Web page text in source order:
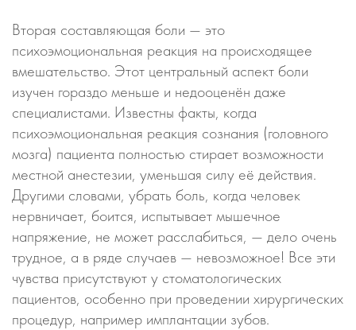
Вторая составляющая боли — это
психоэмоциональная реакция на происходящее
вмешательство. Этот центральный аспект боли
изучен гораздо меньше и недооценён даже
специалистами. Известны факты, когда
психоэмоциональная реакция сознания (головного
мозга) пациента полностью стирает возможности
местной анестезии, уменьшая силу её действия.
Другими словами, убрать боль, когда человек
нервничает, боится, испытывает мышечное
напряжение, не может расслабиться, — дело очень
трудное, а в ряде случаев — невозможное! Все эти
чувства присутствуют у стоматологических
пациентов, особенно при проведении хирургических
процедур, например имплантации зубов.